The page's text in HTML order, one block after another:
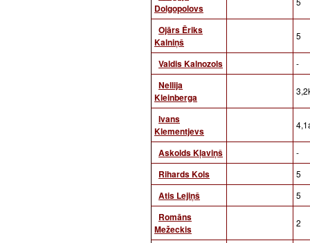
Dolgopolovs
Ojārs Ēriks
Kalniņš
5
Valdis Kalnozols -
Nellija
Kleinberga
Ivans
Klementjevs
Askolds Kļaviņš -
Rihards Kols 5
Atis Lejiņš 5
Romāns
Mežeckis
2